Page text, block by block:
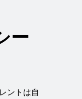
ー
ントは自